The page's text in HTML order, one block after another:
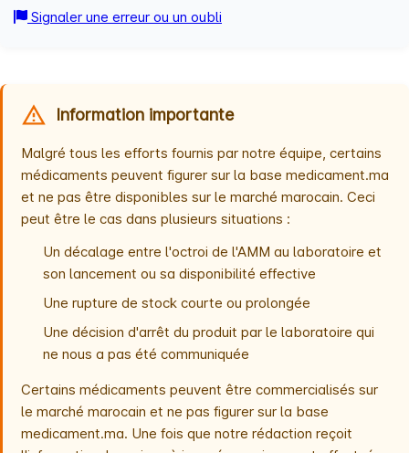
Signaler une erreur ou un oubli
Information importante
Malgré tous les efforts fournis par notre équipe, certains
médicaments peuvent figurer sur la base medicament.ma
et ne pas être disponibles sur le marché marocain. Ceci
peut être le cas dans plusieurs situations :
Un décalage entre l'octroi de l'AMM au laboratoire et
son lancement ou sa disponibilité effective
Une rupture de stock courte ou prolongée
Une décision d'arrêt du produit par le laboratoire qui
ne nous a pas été communiquée
Certains médicaments peuvent être commercialisés sur
le marché marocain et ne pas figurer sur la base
medicament.ma. Une fois que notre rédaction reçoit